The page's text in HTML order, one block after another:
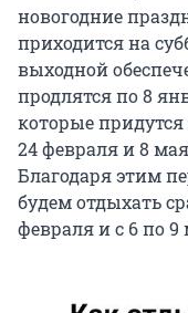
новогодние
приходится на
выходной
продлятся по 8
которые придутся
24 февраля и 8
Благодаря этим
будем отдыхать
февраля и с 6 по 9